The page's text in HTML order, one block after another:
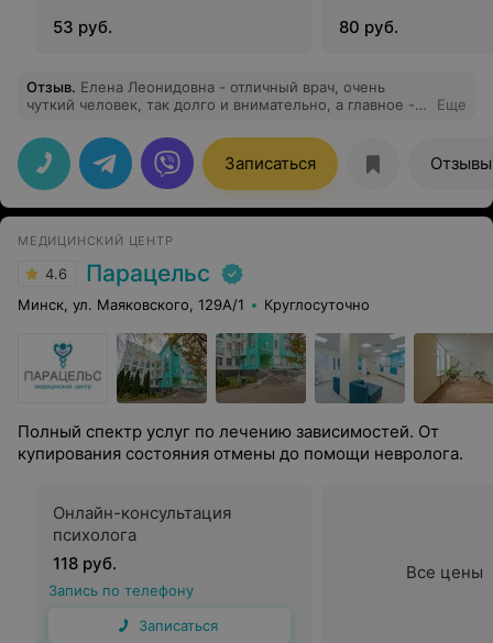
53 руб. 80 руб.
Отзыв. Елена Леонидовна - отличный врач, очень
чуткий человек, так долго и внимательно, а главное -
приёма ответила на все вопросы. Теперь только к ней.
Еще
Записаться Отзывы
МЕДИЦИНСКИЙ ЦЕНТР
4.6 Парацельс
Минск, ул. Маяковского, 129А/1 Круглосуточно
Полный спектр услуг по лечению зависимостей. От
купирования состояния отмены до помощи невролога.
Онлайн-консультация
психолога
118 руб.
Запись по телефону
Записаться
Все цены